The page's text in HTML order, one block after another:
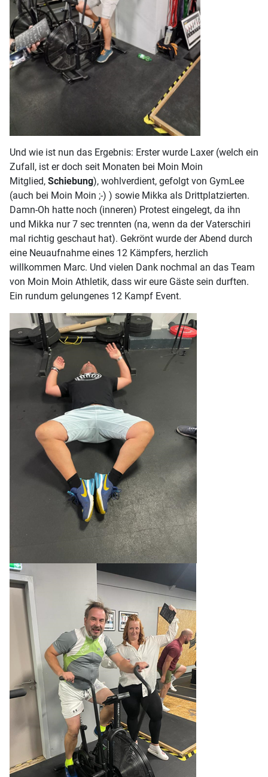
Und wie ist nun das Ergebnis: Erster wurde Laxer (welch ein
Zufall, ist er doch seit Monaten bei Moin Moin
Mitglied, Schiebung), wohlverdient, gefolgt von GymLee
(auch bei Moin Moin ;-) ) sowie Mikka als Drittplatzierten.
Damn-Oh hatte noch (inneren) Protest eingelegt, da ihn
und Mikka nur 7 sec trennten (na, wenn da der Vaterschiri
mal richtig geschaut hat). Gekrönt wurde der Abend durch
eine Neuaufnahme eines 12 Kämpfers, herzlich
willkommen Marc. Und vielen Dank nochmal an das Team
von Moin Moin Athletik, dass wir eure Gäste sein durften.
Ein rundum gelungenes 12 Kampf Event.